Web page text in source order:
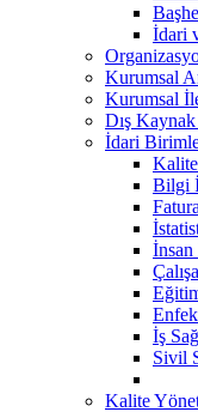
İdari
Kurumsal
Kurumsal
Dış
İdari
Bilgi
İş
Sivil
Kalite